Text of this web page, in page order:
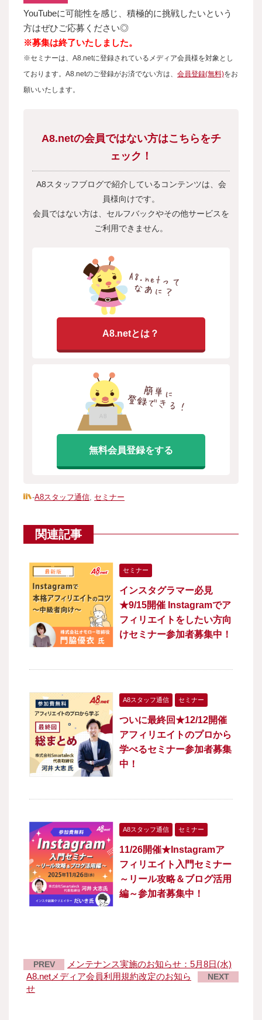
YouTubeに可能性を感じ、積極的に挑戦したいという
方はぜひご応募ください◎
※募集は終了いたしました。
※セミナーは、A8.netに登録されているメディア会員様を対象とし
ております。A8.netのご登録がお済でない方は、 会員登録(無料)をお
願いいたします。
A8.netの会員ではない方はこちらをチ
ェック！
A8スタッフブログで紹介しているコンテンツは、会
員様向けです。
会員ではない方は、セルフバックやその他サービスを
ご利用できません。
A8.netとは？
無料会員登録をする
-A8スタッフ通信, セミナー
関連記事
セミナー
インスタグラマー必見
★9/15開催 Instagramでア
フィリエイトをしたい方向
けセミナー参加者募集中！
A8スタッフ通信 セミナー
ついに最終回★12/12開催
アフィリエイトのプロから
学べるセミナー参加者募集
中！
A8スタッフ通信 セミナー
11/26開催★Instagramア
フィリエイト入門セミナー
～リール攻略＆ブログ活用
編～参加者募集中！
PREV
メンテナンス実施のお知らせ：5月8日(水)
A8.netメディア会員利用規約改定のお知ら
せ
NEXT